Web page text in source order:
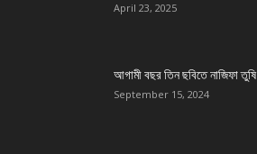
April 23, 2025
আগামী বছর তিন ছবিতে নাজিফা তুষি
September 15, 2024